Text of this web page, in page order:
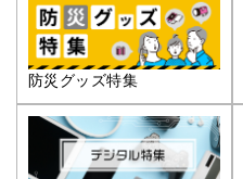
防災グッズ特集